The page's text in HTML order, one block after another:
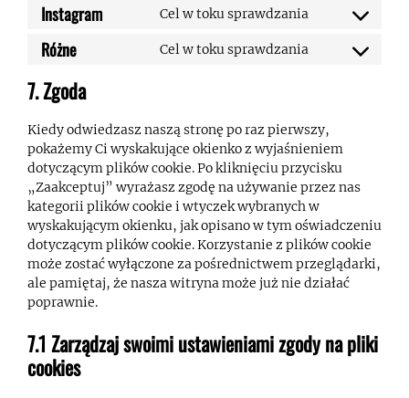
service
twitter
Instagram Cel w toku sprawdzania
Consent
service
Różne Cel w toku sprawdzania
Consent
7. Zgoda
Kiedy odwiedzasz naszą stronę po raz pierwszy,
pokażemy Ci wyskakujące okienko z wyjaśnieniem
dotyczącym plików cookie. Po kliknięciu przycisku
„Zaakceptuj” wyrażasz zgodę na używanie przez nas
kategorii plików cookie i wtyczek wybranych w
wyskakującym okienku, jak opisano w tym oświadczeniu
dotyczącym plików cookie. Korzystanie z plików cookie
może zostać wyłączone za pośrednictwem przeglądarki,
ale pamiętaj, że nasza witryna może już nie działać
poprawnie.
7.1 Zarządzaj swoimi ustawieniami zgody na pliki
cookies